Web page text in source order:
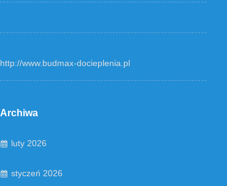
http://www.budmax-docieplenia.pl
Archiwa
luty 2026
styczeń 2026